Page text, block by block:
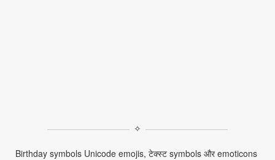
✧
Birthday symbols Unicode emojis, टेक्स्ट symbols और emoticons